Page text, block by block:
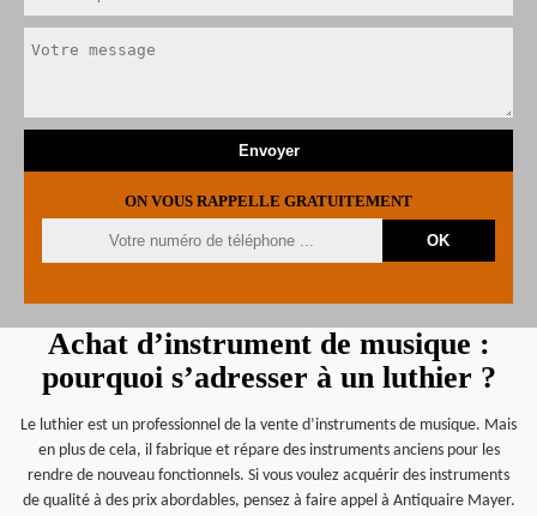
ON VOUS RAPPELLE GRATUITEMENT
Achat d’instrument de musique :
pourquoi s’adresser à un luthier ?
Le luthier est un professionnel de la vente d’instruments de musique. Mais
en plus de cela, il fabrique et répare des instruments anciens pour les
rendre de nouveau fonctionnels. Si vous voulez acquérir des instruments
de qualité à des prix abordables, pensez à faire appel à Antiquaire Mayer.